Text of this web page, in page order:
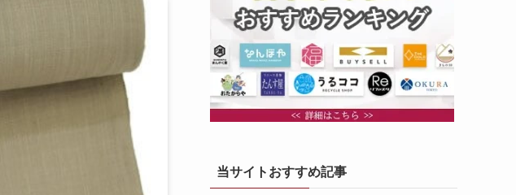
当サイトおすすめ記事